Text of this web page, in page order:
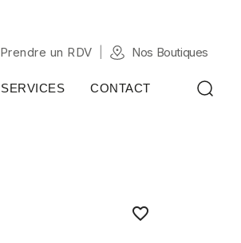
Prendre un RDV Nos Boutiques
SERVICES CONTACT
